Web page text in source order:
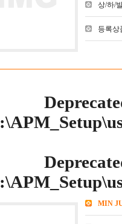
상/하/
등록상
MIN